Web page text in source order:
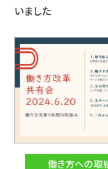
いました
働き方への取